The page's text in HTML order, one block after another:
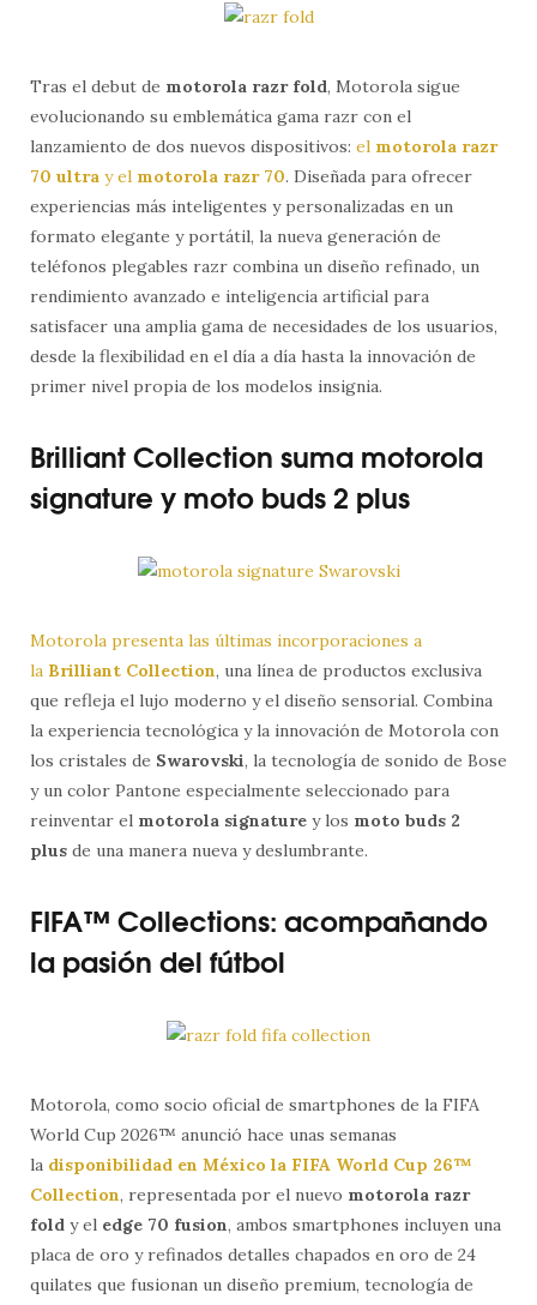
Tras el debut de motorola razr fold, Motorola sigue
evolucionando su emblemática gama razr con el
lanzamiento de dos nuevos dispositivos: el motorola razr
70 ultra y el motorola razr 70. Diseñada para ofrecer
experiencias más inteligentes y personalizadas en un
formato elegante y portátil, la nueva generación de
teléfonos plegables razr combina un diseño refinado, un
rendimiento avanzado e inteligencia artificial para
satisfacer una amplia gama de necesidades de los usuarios,
desde la flexibilidad en el día a día hasta la innovación de
primer nivel propia de los modelos insignia.
Brilliant Collection suma motorola
signature y moto buds 2 plus
Motorola presenta las últimas incorporaciones a
la Brilliant Collection, una línea de productos exclusiva
que refleja el lujo moderno y el diseño sensorial. Combina
la experiencia tecnológica y la innovación de Motorola con
los cristales de Swarovski, la tecnología de sonido de Bose
y un color Pantone especialmente seleccionado para
reinventar el motorola signature y los moto buds 2
plus de una manera nueva y deslumbrante.
FIFA™ Collections: acompañando
la pasión del fútbol
Motorola, como socio oficial de smartphones de la FIFA
World Cup 2026™ anunció hace unas semanas
la disponibilidad en México la FIFA World Cup 26™
Collection, representada por el nuevo motorola razr
fold y el edge 70 fusion, ambos smartphones incluyen una
placa de oro y refinados detalles chapados en oro de 24
quilates que fusionan un diseño premium, tecnología de